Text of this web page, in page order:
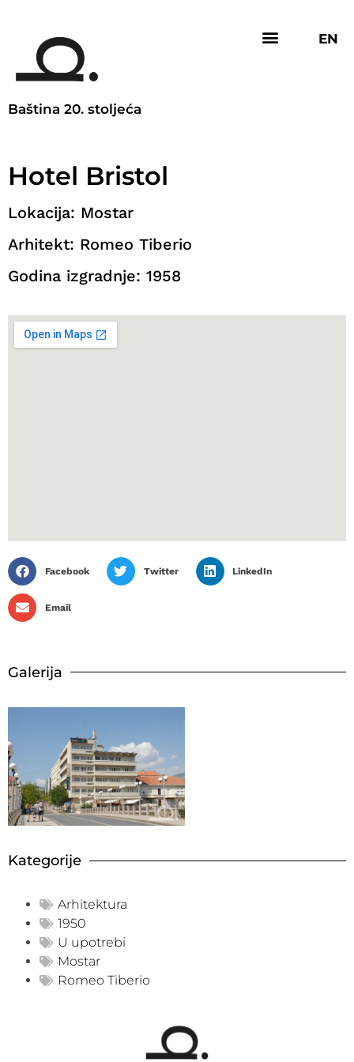
Baština 20. stoljeća
EN
Hotel Bristol
Lokacija: Mostar
Arhitekt: Romeo Tiberio
Godina izgradnje: 1958
Facebook Twitter LinkedIn
Email
Galerija
Kategorije
Arhitektura
1950
U upotrebi
Mostar
Romeo Tiberio